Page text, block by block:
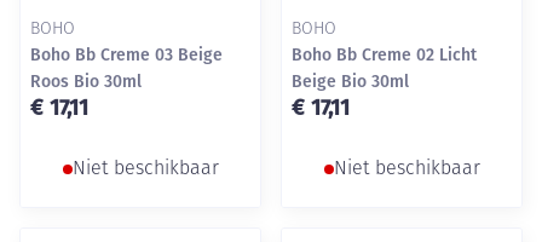
BOHO
Boho Bb Creme 03 Beige
Roos Bio 30ml
€ 17,11
Niet beschikbaar
BOHO
Boho Bb Creme 02 Licht
Beige Bio 30ml
€ 17,11
Niet beschikbaar